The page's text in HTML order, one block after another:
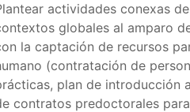
actividades conexas
globales al amparo
la captación de recursos
(contratación de
plan de introducción
contratos predoctorales